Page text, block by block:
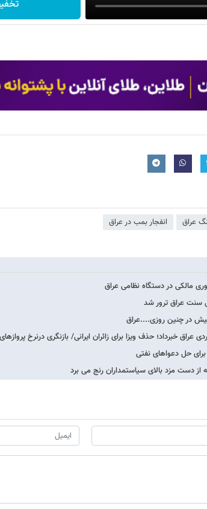
عراق انفجار بمب در عراق
مالکی در دستگاه نظامی عراق
سنت عراق ترور شد
عراق خبرداد؛ حذف ویزا برای زائران ایرانی/ بازنگری درنرخ
حل دعواهای نفتی
دست مزد بالای سیاستمداران رنج می برد